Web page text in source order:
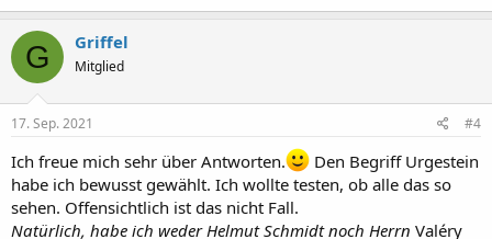
G Griffel
Mitglied
17. Sep. 2021 #4
Ich freue mich sehr über Antworten.
Den Begriff Urgestein
habe ich bewusst gewählt. Ich wollte testen, ob alle das so
sehen. Offensichtlich ist das nicht Fall.
Natürlich, habe ich weder Helmut Schmidt noch Herrn Valéry